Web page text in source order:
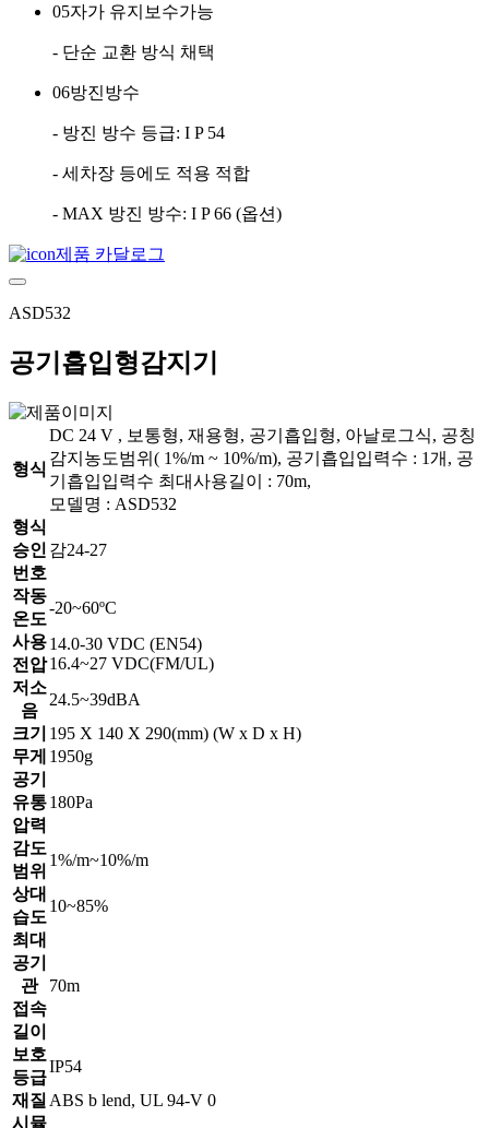
05자가 유지보수가능
- 단순 교환 방식 채택
06방진방수
- 방진 방수 등급: I P 54
- 세차장 등에도 적용 적합
- MAX 방진 방수: I P 66 (옵션)
제품 카달로그
ASD532
공기흡입형감지기
형식
DC 24 V , 보통형, 재용형, 공기흡입형, 아날로그식, 공칭
감지농도범위( 1%/m ~ 10%/m), 공기흡입입력수 : 1개, 공
기흡입입력수 최대사용길이 : 70m,
모델명 : ASD532
형식
승인
번호
감24-27
작동
온도
-20~60ºC
사용
전압
14.0-30 VDC (EN54)
16.4~27 VDC(FM/UL)
저소
음
24.5~39dBA
크기 195 X 140 X 290(mm) (W x D x H)
무게 1950g
공기
유통
압력
180Pa
감도
범위
1%/m~10%/m
상대
습도
10~85%
최대
공기
관
접속
길이
70m
보호
등급
IP54
재질 ABS b lend, UL 94-V 0
시뮬